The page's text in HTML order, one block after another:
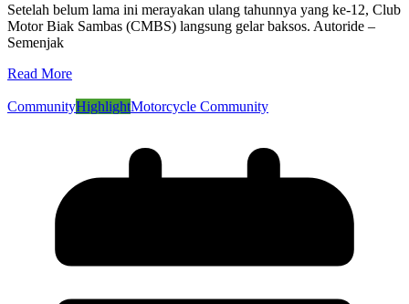
Setelah belum lama ini merayakan ulang tahunnya yang ke-12, Club
Motor Biak Sambas (CMBS) langsung gelar baksos. Autoride –
Semenjak
Read More
CommunityHighlightMotorcycle Community